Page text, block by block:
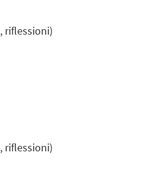
riflessioni)
riflessioni)